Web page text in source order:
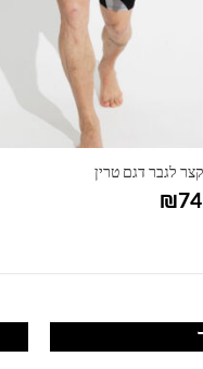
לגבר דגם טרין
₪